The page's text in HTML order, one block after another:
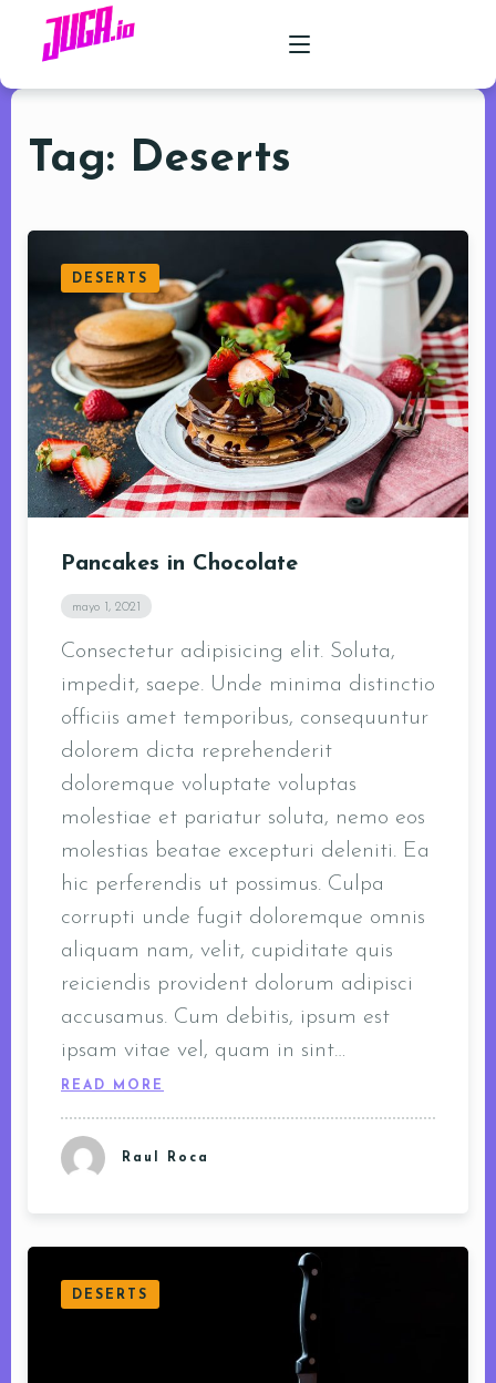
PRODUCTO
FAQ
Tag: Deserts
DESERTS
Pancakes in Chocolate
mayo 1, 2021
Consectetur adipisicing elit. Soluta,
impedit, saepe. Unde minima distinctio
officiis amet temporibus, consequuntur
dolorem dicta reprehenderit
doloremque voluptate voluptas
molestiae et pariatur soluta, nemo eos
molestias beatae excepturi deleniti. Ea
hic perferendis ut possimus. Culpa
corrupti unde fugit doloremque omnis
aliquam nam, velit, cupiditate quis
reiciendis provident dolorum adipisci
accusamus. Cum debitis, ipsum est
ipsam vitae vel, quam in sint…
READ MORE
Raul Roca
DESERTS